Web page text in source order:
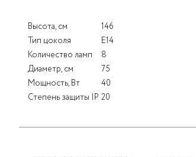
Высота, см
146
Тип цоколя
Е14
Количество ламп
8
Диаметр, см
75
Мощность, Вт
40
Степень защиты IP 20